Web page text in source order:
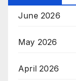
June 2026
May 2026
April 2026